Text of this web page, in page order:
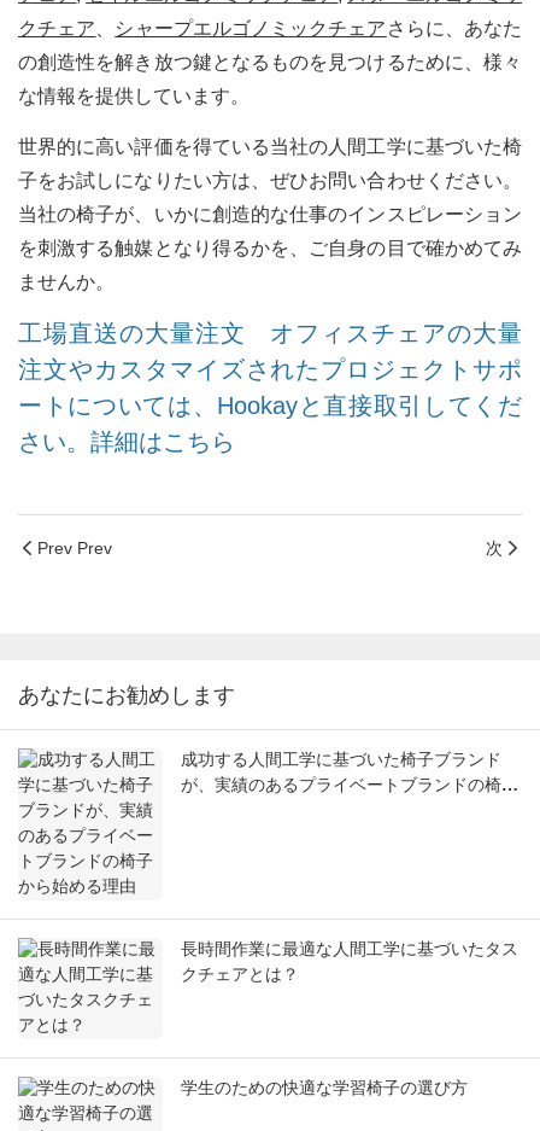
クチェア
シャープエルゴノミックチェア さらに、あなた
の創造性を解き放つ鍵となるものを見つけるために、様々
な情報を提供しています。
世界的に高い評価を得ている当社の人間工学に基づいた椅
子をお試しになりたい方は、ぜひお問い合わせください。
当社の椅子が、いかに創造的な仕事のインスピレーション
を刺激する触媒となり得るかを、ご自身の目で確かめてみ
ませんか。
工場直送の大量注文 オフィスチェアの大量
注文やカスタマイズされたプロジェクトサポ
ートについては、Hookayと直接取引してくだ
さい。詳細はこちら
Prev Prev 次
あなたにお勧めします
成功する人間工学に基づいた椅子ブランド
が、実績のあるプライベートブランドの椅子
長時間作業に最適な人間工学に基づいたタス
クチェアとは？
学生のための快適な学習椅子の選び方